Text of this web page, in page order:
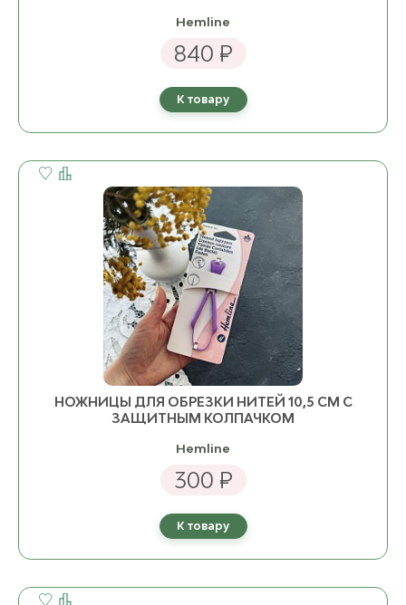
Hemline
840 ₽
К товару
НОЖНИЦЫ ДЛЯ ОБРЕЗКИ НИТЕЙ 10,5 СМ С
ЗАЩИТНЫМ КОЛПАЧКОМ
Hemline
300 ₽
К товару